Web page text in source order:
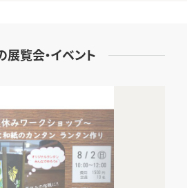
展覧会・イベント